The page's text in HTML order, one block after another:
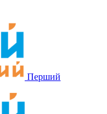
Перший